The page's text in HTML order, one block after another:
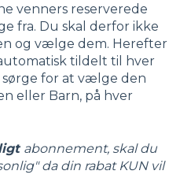
venners reserverede
fra. Du skal derfor ikke
og vælge dem. Herefter
tildelt til hver
for at vælge den
eller Barn, på hver
abonnement, skal du
da din rabat KUN vil